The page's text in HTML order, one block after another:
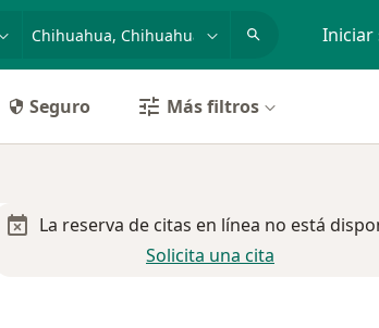
o nombre Iniciar
Seguro Más filtros
La reserva de citas en línea no está
Solicita una cita